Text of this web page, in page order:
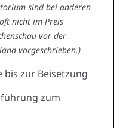
sind bei anderen
nicht im Preis
vor der
vorgeschrieben.)
zur Beisetzung
zum